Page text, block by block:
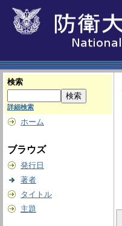
検索
詳細検索
ホーム
ブラウズ
発行日
著者
タイトル
主題